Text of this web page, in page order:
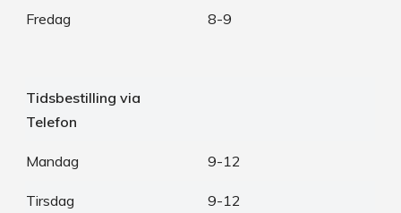
Fredag 8-9
Tidsbestilling via
Telefon
Mandag 9-12
Tirsdag 9-12